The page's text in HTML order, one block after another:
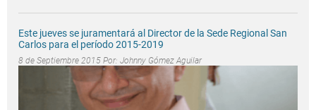
Este jueves se juramentará al Director de la Sede Regional San
Carlos para el período 2015-2019
8 de Septiembre 2015 Por: Johnny Gómez Aguilar